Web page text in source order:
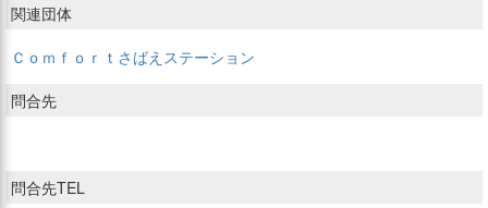
関連団体
Ｃｏｍｆｏｒｔさばえステーション
問合先
問合先TEL